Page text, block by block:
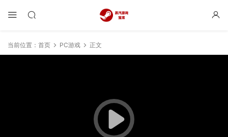
当前位置： 首页 PC游戏 正文
50% 75% 100%